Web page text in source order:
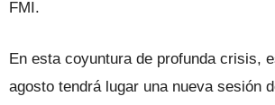
FMI.
En esta coyuntura de profunda crisis,
agosto tendrá lugar una nueva sesión